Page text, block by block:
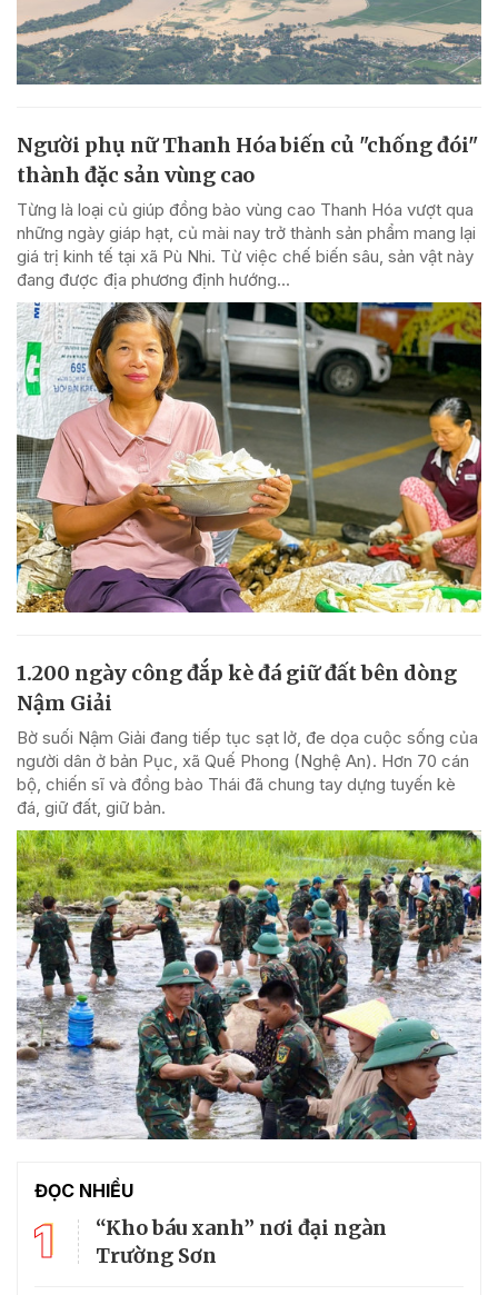
Người phụ nữ Thanh Hóa biến củ "chống đói"
thành đặc sản vùng cao
Từng là loại củ giúp đồng bào vùng cao Thanh Hóa vượt qua
những ngày giáp hạt, củ mài nay trở thành sản phẩm mang lại
giá trị kinh tế tại xã Pù Nhi. Từ việc chế biến sâu, sản vật này
đang được địa phương định hướng...
1.200 ngày công đắp kè đá giữ đất bên dòng
Nậm Giải
Bờ suối Nậm Giải đang tiếp tục sạt lở, đe dọa cuộc sống của
người dân ở bản Pục, xã Quế Phong (Nghệ An). Hơn 70 cán
bộ, chiến sĩ và đồng bào Thái đã chung tay dựng tuyến kè
đá, giữ đất, giữ bản.
ĐỌC NHIỀU
1
“Kho báu xanh” nơi đại ngàn
Trường Sơn